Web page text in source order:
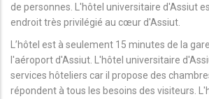
de personnes. L'hôtel universitaire d'Assiut
endroit très privilégié au cœur d'Assiut.
L’hôtel est à seulement 15 minutes de la
l'aéroport d'Assiut. L'hôtel universitaire
services hôteliers car il propose des
répondent à tous les besoins des visiteurs.